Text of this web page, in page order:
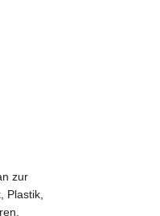
zur
Plastik,